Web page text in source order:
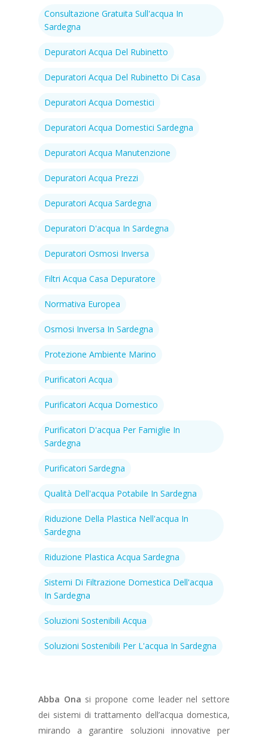
Consultazione Gratuita Sull'acqua In
Sardegna
Depuratori Acqua Del Rubinetto
Depuratori Acqua Del Rubinetto Di Casa
Depuratori Acqua Domestici
Depuratori Acqua Domestici Sardegna
Depuratori Acqua Manutenzione
Depuratori Acqua Prezzi
Depuratori Acqua Sardegna
Depuratori D'acqua In Sardegna
Depuratori Osmosi Inversa
Filtri Acqua Casa Depuratore
Normativa Europea
Osmosi Inversa In Sardegna
Protezione Ambiente Marino
Purificatori Acqua
Purificatori Acqua Domestico
Purificatori D'acqua Per Famiglie In
Sardegna
Purificatori Sardegna
Qualità Dell'acqua Potabile In Sardegna
Riduzione Della Plastica Nell'acqua In
Sardegna
Riduzione Plastica Acqua Sardegna
Sistemi Di Filtrazione Domestica Dell'acqua
In Sardegna
Soluzioni Sostenibili Acqua
Soluzioni Sostenibili Per L'acqua In Sardegna
Abba Ona si propone come leader nel settore
dei sistemi di trattamento dell’acqua domestica,
mirando a garantire soluzioni innovative per